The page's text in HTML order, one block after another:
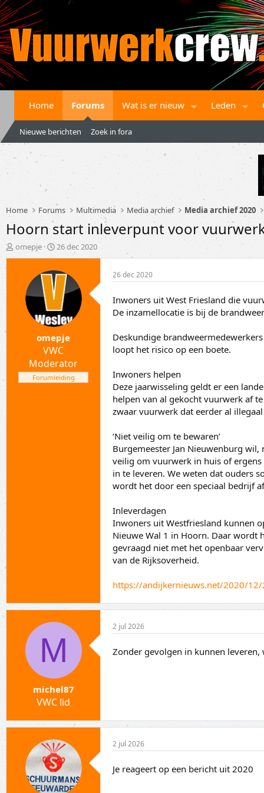
Home Forums Wat is er nieuw Leden
Nieuwe berichten Zoek in fora
Home Forums Multimedia Media archief Media archief 2020
Hoorn start inleverpunt voor
T
o
omepje
S
t
r
t
a
t
m
26 dec 2020
omepje
VWC
Moderator
Forumleiding
26 dec 2020
Inwoners uit West Friesland die
De inzamellocatie is bij de
Deskundige
loopt het risico op een boete.
Inwoners helpen
Deze jaarwisseling geldt er een
helpen van al gekocht vuurwerk af
zwaar vuurwerk dat eerder al illegaal
‘Niet veilig om te bewaren’
Burgemeester Jan Nieuwenburg
veilig om vuurwerk in huis of
in te leveren. We weten dat ouders
wordt het door een speciaal bedrijf
Inleverdagen
Inwoners uit Westfriesland kunnen
Nieuwe Wal 1 in Hoorn. Daar wordt
gevraagd niet met het openbaar
van de Rijksoverheid.
https://andijkernieuws.net/2020/
M
michel87
VWC lid
2 jul 2026
Zonder gevolgen in kunnen
2 jul 2026
Je reageert op een bericht uit 2020